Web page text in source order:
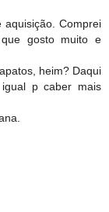
aquisição. Comprei
gosto muito e
heim? Daqui
p caber mais